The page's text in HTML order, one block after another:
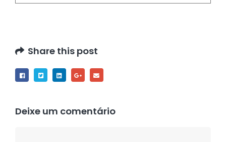
Share this post
Deixe um comentário